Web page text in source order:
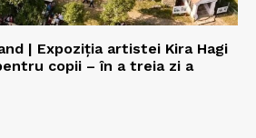
| Expoziţia artistei Kira Hagi
copii – în a treia zi a